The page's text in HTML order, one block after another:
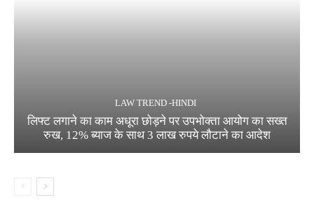
LAW TREND -HINDI
लिफ्ट लगाने का काम अधूरा छोड़ने पर उपभोक्ता आयोग का सख्त
रुख, 12% ब्याज के साथ 3 लाख रुपये लौटाने का आदेश